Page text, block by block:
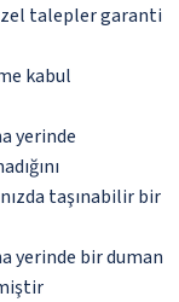
talepler garanti
kabul
yerinde
taşınabilir bir
yerinde bir duman